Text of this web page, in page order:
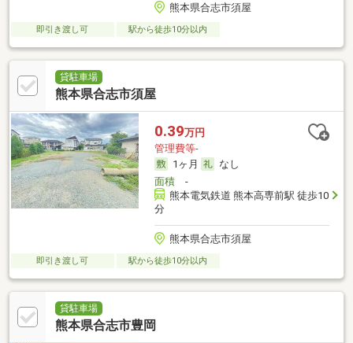
熊本県合志市須屋
即引き渡し可 駅から徒歩10分以内
貸駐車場
熊本県合志市須屋
0.39万円
管理費等-
1ヶ月
なし
面積-
熊本電気鉄道 熊本高専前駅 徒歩10
分
熊本県合志市須屋
即引き渡し可 駅から徒歩10分以内
貸駐車場
熊本県合志市豊岡